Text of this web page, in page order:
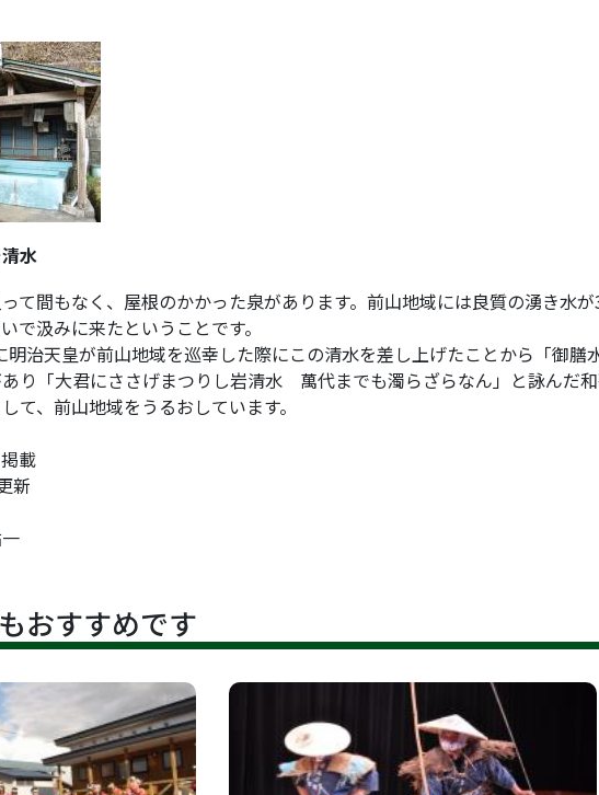
水
て間もなく、屋根のかかった泉があります。前山地域には良質の湧き水
で汲みに来たということです。
治天皇が前山地域を巡幸した際にこの清水を差し上げたことから「御膳
り「大君にささげまつりし岩清水 萬代までも濁らざらなん」と詠んだ和
て、前山地域をうるおしています。
載
新
おすすめです